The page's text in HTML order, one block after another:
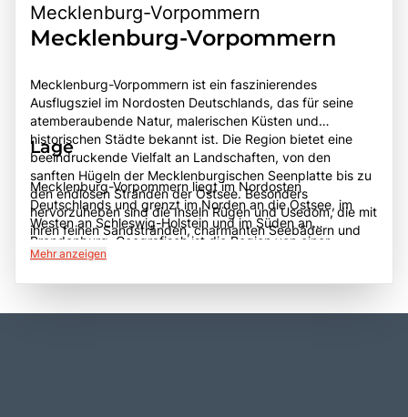
Mecklenburg-Vorpommern
Mecklenburg-Vorpommern
Mecklenburg-Vorpommern ist ein faszinierendes
Ausflugsziel im Nordosten Deutschlands, das für seine
atemberaubende Natur, malerischen Küsten und
historischen Städte bekannt ist. Die Region bietet eine
beeindruckende Vielfalt an Landschaften, von den
sanften Hügeln der Mecklenburgischen Seenplatte bis zu
den endlosen Stränden der Ostsee. Besonders
hervorzuheben sind die Inseln Rügen und Usedom, die mit
ihren feinen Sandstränden, charmanten Seebädern und
unberührten Naturschutzgebieten begeistern.
Schätzen, darunter historische Schlösser, Herrenhäuser
Lage
Mecklenburg-Vorpommern liegt im Nordosten
Deutschlands und grenzt im Norden an die Ostsee, im
Westen an Schleswig-Holstein und im Süden an
Brandenburg. Geografisch ist die Region von einer
abwechslungsreichen Landschaft geprägt, die aus
beeindruckendes Schloss und die malerische Altstadt. Die
Mehr anzeigen